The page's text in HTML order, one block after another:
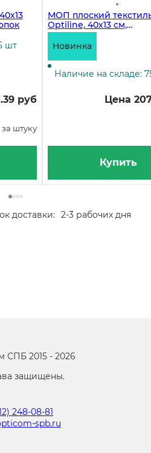
шт
руб
за штуку
МОП плоский
Optiline, 40х13 см,
универсальный,
Новинка
Наличие на складе:
Цена
Купить
доставки: 2-3 рабочих дня
СПБ 2015 - 2026
защищены.
248-08-81
spb.ru